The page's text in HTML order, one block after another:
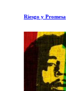
Riesgo y Promesa